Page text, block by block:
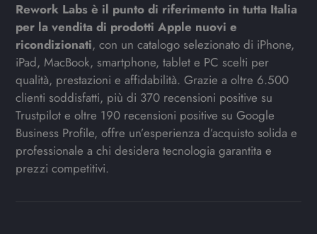
Rework Labs è il punto di riferimento in tutta Italia
per la vendita di prodotti Apple nuovi e
ricondizionati, con un catalogo selezionato di iPhone,
iPad, MacBook, smartphone, tablet e PC scelti per
qualità, prestazioni e affidabilità. Grazie a oltre 6.500
clienti soddisfatti, più di 370 recensioni positive su
Trustpilot e oltre 190 recensioni positive su Google
Business Profile, offre un’esperienza d’acquisto solida e
professionale a chi desidera tecnologia garantita e
prezzi competitivi.